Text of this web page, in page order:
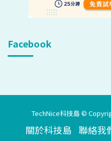
Facebook
TechNice科技島 ©
關於科技島 聯絡我